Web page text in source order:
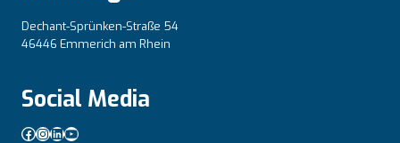
Dechant-Sprünken-Straße 54
46446 Emmerich am Rhein
Social Media
Facebook
Instagram
LinkedIn
YouTube